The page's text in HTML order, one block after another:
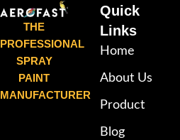
THE
PROFESSIONAL
SPRAY
PAINT
MANUFACTURER
Quick
Links
Home
About Us
Product
Blog